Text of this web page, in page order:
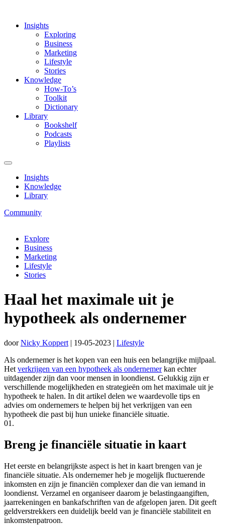
Insights
Exploring
Business
Marketing
Lifestyle
Stories
Knowledge
How-To’s
Toolkit
Dictionary
Library
Bookshelf
Podcasts
Playlists
Insights
Knowledge
Library
Community
Explore
Business
Marketing
Lifestyle
Stories
Haal het maximale uit je
hypotheek als ondernemer
doorNicky Koppert | 19-05-2023 | Lifestyle
Als ondernemer is het kopen van een huis een belangrijke mijlpaal.
Het verkrijgen van een hypotheek als ondernemerkan echter
uitdagender zijn dan voor mensen in loondienst. Gelukkig zijn er
verschillende mogelijkheden en strategieën om het maximale uit je
hypotheek te halen. In dit artikel delen we waardevolle tips en
advies om ondernemers te helpen bij het verkrijgen van een
hypotheek die past bij hun unieke financiële situatie.
01.
Breng je financiële situatie in kaart
Het eerste en belangrijkste aspect is het in kaart brengen van je
financiële situatie. Als ondernemer heb je mogelijk fluctuerende
inkomsten en zijn je financiën complexer dan die van iemand in
loondienst. Verzamel en organiseer daarom je belastingaangiften,
jaarrekeningen en bankafschriften van de afgelopen jaren. Dit geeft
geldverstrekkers een duidelijk beeld van je financiële stabiliteit en
inkomstenpatroon.